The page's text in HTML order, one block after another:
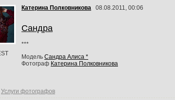
Катерина Полковникова 08.08.2011, 00:06
Сандра
***
Модель Сандра Алиса *
Фотограф Катерина Полковникова
Услуги фотографов